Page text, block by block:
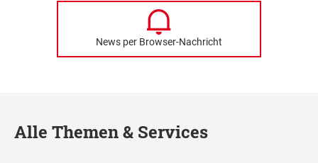
News per Browser-Nachricht
Alle Themen & Services